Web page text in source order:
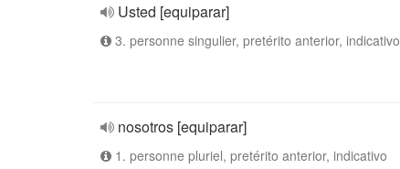
Usted [equiparar]
3. personne singulier, pretérito anterior, indicativo
nosotros [equiparar]
1. personne pluriel, pretérito anterior, indicativo